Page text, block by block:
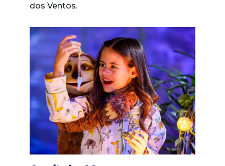
dos Ventos.